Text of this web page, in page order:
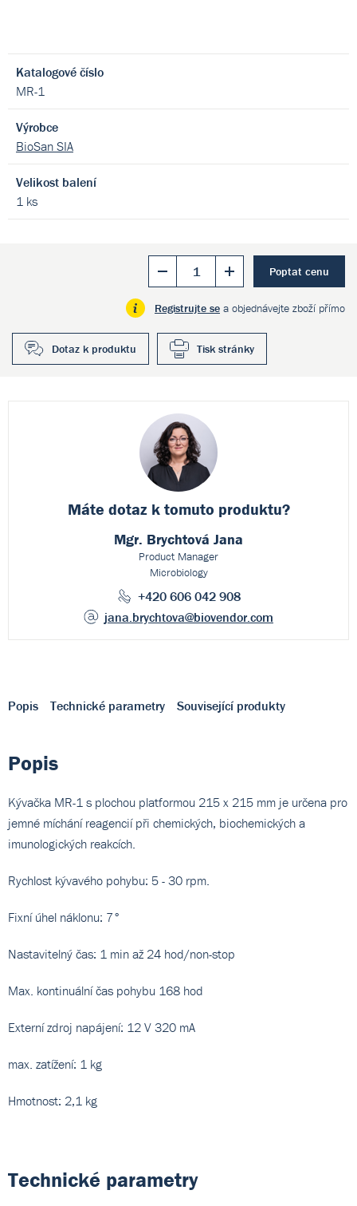
Katalogové číslo
MR-1
Výrobce
BioSan SIA
Velikost balení
1 ks
Poptat cenu
Registrujte se a objednávejte zboží přímo
Dotaz k produktu Tisk stránky
Máte dotaz k tomuto produktu?
Mgr. Brychtová Jana
Product Manager
Microbiology
+420 606 042 908
jana.brychtova@biovendor.com
Popis Technické parametry Související produkty
Popis
Kývačka MR-1 s plochou platformou 215 x 215 mm je určena pro
jemné míchání reagencií při chemických, biochemických a
imunologických reakcích.
Rychlost kývavého pohybu: 5 - 30 rpm.
Fixní úhel náklonu: 7°
Nastavitelný čas: 1 min až 24 hod/non-stop
Max. kontinuální čas pohybu 168 hod
Externí zdroj napájení: 12 V 320 mA
max. zatížení: 1 kg
Hmotnost: 2,1 kg
Technické parametry